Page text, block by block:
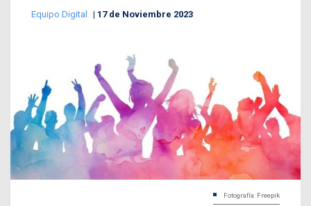
Equipo Digital 17 de Noviembre 2023
Fotografía: Freepik